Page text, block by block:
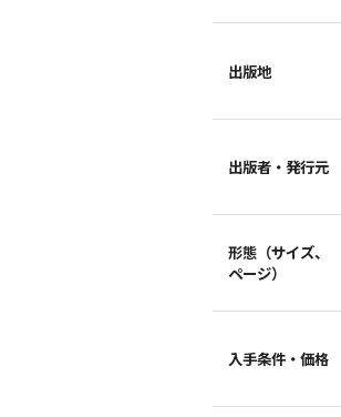
出版地
出版者・ 発行元
形態（サイズ、
ページ）
入手条件・ 価格